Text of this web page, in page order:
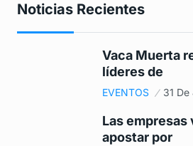
Noticias Recientes
Vaca Muerta
líderes de
EVENTOS 31
Las empresas
apostar por